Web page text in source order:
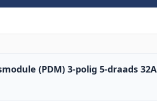
(PDM) 3-polig 5-draads 32A